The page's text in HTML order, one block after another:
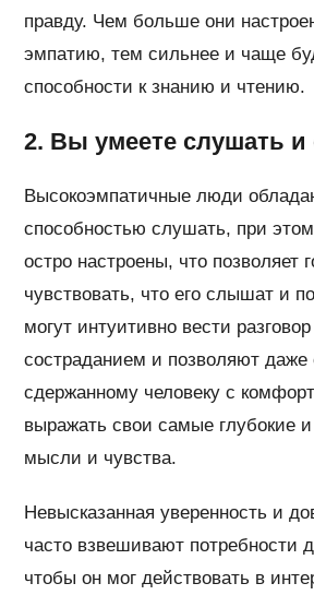
правду. Чем больше они
эмпатию, тем сильнее и чаще
способности к знанию и чтению.
2. Вы умеете слушать и
Высокоэмпатичные люди
способностью слушать, при
остро настроены, что позволяет
чувствовать, что его слышат и
могут интуитивно вести
состраданием и позволяют
сдержанному человеку с
выражать свои самые глубокие
мысли и чувства.
Невысказанная уверенность и
часто взвешивают потребности
чтобы он мог действовать в